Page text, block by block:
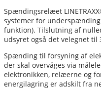
Spændingsrelæet
systemer for
funktion). Tilslutning af
udsyret også det velegnet til
Spænding til forsyning af
der skal overvåges via
elektronikken, relæerne og
energilagring er adskilt fra